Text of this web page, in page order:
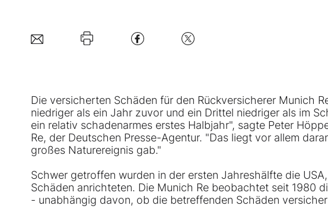
Die versicherten Schäden für den Rückversicherer Munich
niedriger als ein Jahr zuvor und ein Drittel niedriger als im
ein relativ schadenarmes erstes Halbjahr", sagte Peter
Re, der Deutschen Presse-Agentur. "Das liegt vor allem
großes Naturereignis gab."
Schwer getroffen wurden in der ersten Jahreshälfte die
Schäden anrichteten. Die Munich Re beobachtet seit 1980
- unabhängig davon, ob die betreffenden Schäden